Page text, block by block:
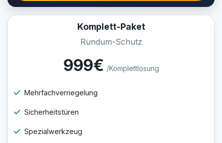
Komplett-Paket
Rundum-Schutz
999€ /Komplettlösung
Mehrfachverriegelung
Sicherheitstüren
Spezialwerkzeug